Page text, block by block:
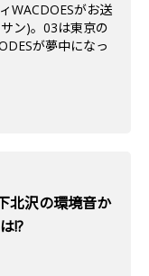
WACDOESがお送
ン)。03は東京の
が夢中になっ
沢の環境音か
!?